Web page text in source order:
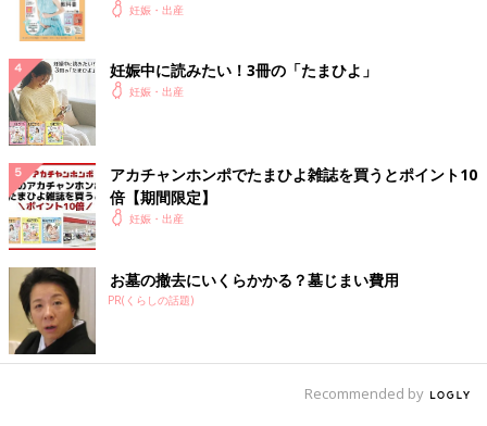
妊娠・出産
妊娠中に読みたい！3冊の「たまひよ」
妊娠・出産
アカチャンホンポでたまひよ雑誌を買うとポイント10
倍【期間限定】
妊娠・出産
お墓の撤去にいくらかかる？墓じまい費用
PR(くらしの話題)
Recommended by